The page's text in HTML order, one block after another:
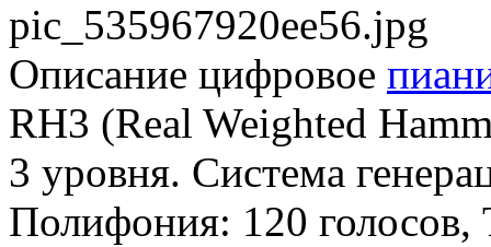
pic_535967920ee56.jpg
Описание цифровое
RH3 (Real Weighted
3 уровня. Система
Полифония: 120